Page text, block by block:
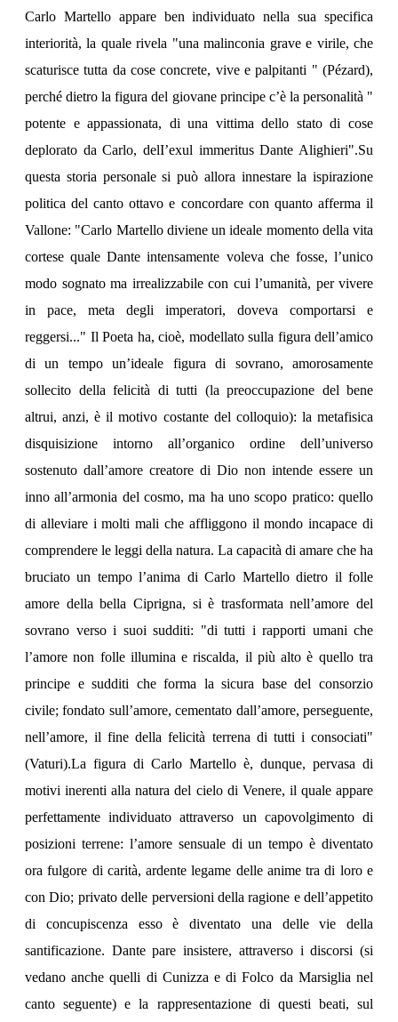
Carlo Martello appare ben individuato nella sua specifica
interiorità, la quale rivela "una malinconia grave e virile, che
scaturisce tutta da cose concrete, vive e palpitanti " (Pézard),
perché dietro la figura del giovane principe c’è la personalità "
potente e appassionata, di una vittima dello stato di cose
deplorato da Carlo, delI’exul immeritus Dante Alighieri".Su
questa storia personale si può allora innestare la ispirazione
politica del canto ottavo e concordare con quanto afferma il
Vallone: "Carlo Martello diviene un ideale momento della vita
cortese quale Dante intensamente voleva che fosse, l’unico
modo sognato ma irrealizzabile con cui l’umanità, per vivere
in pace, meta degli imperatori, doveva comportarsi e
reggersi..." Il Poeta ha, cioè, modellato sulla figura dell’amico
di un tempo un’ideale figura di sovrano, amorosamente
sollecito della felicità di tutti (la preoccupazione del bene
altrui, anzi, è il motivo costante del colloquio): la metafisica
disquisizione intorno all’organico ordine dell’universo
sostenuto dall’amore creatore di Dio non intende essere un
inno all’armonia del cosmo, ma ha uno scopo pratico: quello
di alleviare i molti mali che affliggono il mondo incapace di
comprendere le leggi della natura. La capacità di amare che ha
bruciato un tempo l’anima di Carlo Martello dietro il folle
amore della bella Ciprigna, si è trasformata nell’amore del
sovrano verso i suoi sudditi: "di tutti i rapporti umani che
l’amore non folle illumina e riscalda, il più alto è quello tra
principe e sudditi che forma la sicura base del consorzio
civile; fondato sull’amore, cementato dall’amore, perseguente,
nell’amore, il fine della felicità terrena di tutti i consociati"
(Vaturi).La figura di Carlo Martello è, dunque, pervasa di
motivi inerenti alla natura del cielo di Venere, il quale appare
perfettamente individuato attraverso un capovolgimento di
posizioni terrene: l’amore sensuale di un tempo è diventato
ora fulgore di carità, ardente legame delle anime tra di loro e
con Dio; privato delle perversioni della ragione e dell’appetito
di concupiscenza esso è diventato una delle vie della
santificazione. Dante pare insistere, attraverso i discorsi (si
vedano anche quelli di Cunizza e di Folco da Marsiglia nel
canto seguente) e la rappresentazione di questi beati, sul